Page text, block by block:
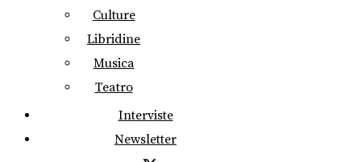
Culture
Libridine
Musica
Teatro
Interviste
Newsletter